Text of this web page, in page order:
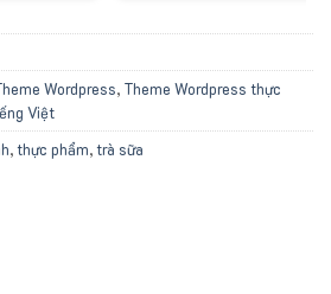
Wordpress, Theme Wordpress thực
Việt
,thực phẩm,trà sữa